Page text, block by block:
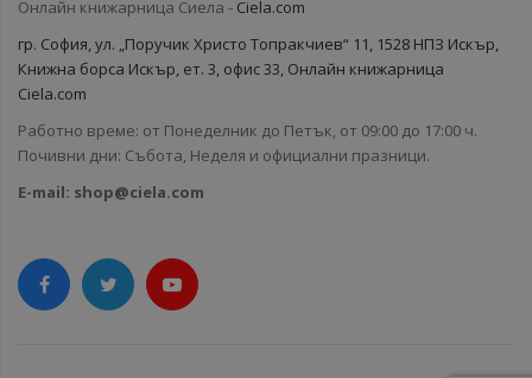
Онлайн книжарница Сиела - Ciela.com
гр. София, ул. „Поручик Христо Топракчиев“ 11, 1528 НПЗ Искър,
Книжна борса Искър, ет. 3, офис 33, Онлайн книжарница
Ciela.com
Работно време: от Понеделник до Петък, от 09:00 до 17:00 ч.
Почивни дни: Събота, Неделя и официални празници.
E-mail: shop@ciela.com